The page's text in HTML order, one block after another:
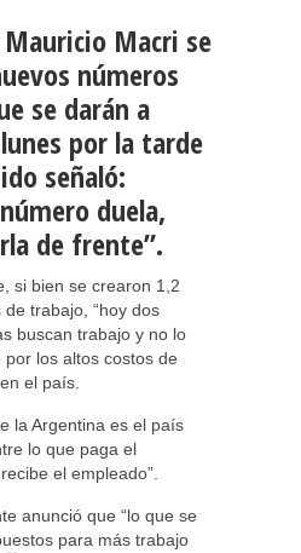
Macri se
números
se darán a
por la tarde
señaló:
duela,
de frente”.
si bien se crearon 1,2
trabajo, “hoy dos
buscan trabajo y no lo
los altos costos de
el país.
la Argentina es el país
lo que paga el
el empleado”.
anunció que “lo que se
para más trabajo